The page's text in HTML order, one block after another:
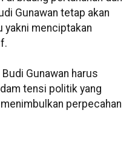
Gunawan tetap akan
yakni menciptakan
Gunawan harus
tensi politik yang
perpecahan